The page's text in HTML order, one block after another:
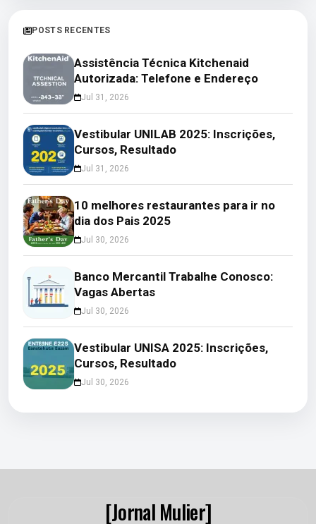
POSTS RECENTES
Assistência Técnica Kitchenaid
Autorizada: Telefone e Endereço
Jul 31, 2026
Vestibular UNILAB 2025: Inscrições,
Cursos, Resultado
Jul 31, 2026
10 melhores restaurantes para ir no
dia dos Pais 2025
Jul 30, 2026
Banco Mercantil Trabalhe Conosco:
Vagas Abertas
Jul 30, 2026
Vestibular UNISA 2025: Inscrições,
Cursos, Resultado
Jul 30, 2026
[Jornal Mulier]